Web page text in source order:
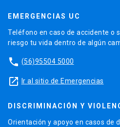
EMERGENCIAS UC
Teléfono en caso de accidente o
riesgo tu vida dentro de algún
phone (56)95504 5000
launch Ir al sitio de Emergencias
DISCRIMINACIÓN Y
Orientación y apoyo en casos de